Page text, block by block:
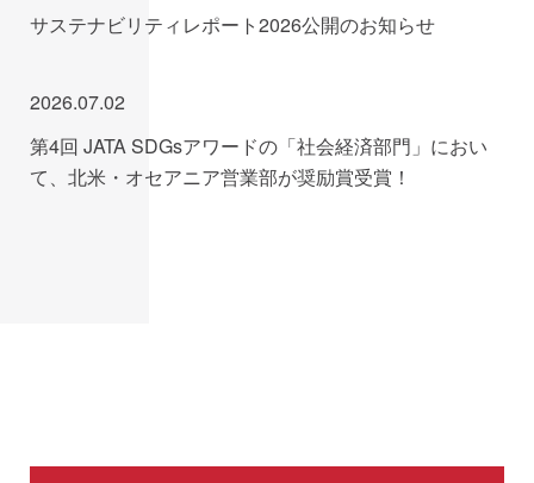
サステナビリティレポート2026公開のお知らせ
2026.07.02
第4回 JATA SDGsアワードの「社会経済部門」におい
て、北米・オセアニア営業部が奨励賞受賞！